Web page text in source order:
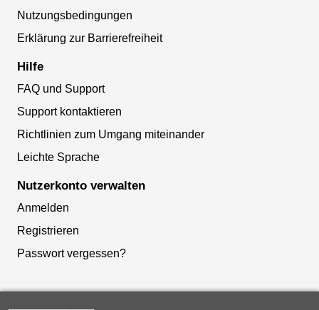
Nutzungsbedingungen
Erklärung zur Barrierefreiheit
Hilfe
FAQ und Support
Support kontaktieren
Richtlinien zum Umgang miteinander
Leichte Sprache
Nutzerkonto verwalten
Anmelden
Registrieren
Passwort vergessen?